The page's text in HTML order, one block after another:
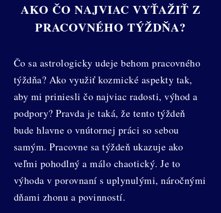
AKO ČO NAJVIAC VYŤAŽIŤ Z
PRACOVNÉHO TÝŽDŇA?
Čo sa astrologicky udeje behom pracovného
týždňa? Ako využiť kozmické aspekty tak,
aby mi priniesli čo najviac radosti, výhod a
podpory? Pravda je taká, že tento týždeň
bude hlavne o vnútornej práci so sebou
samým. Pracovne sa týždeň ukazuje ako
veľmi pohodlný a málo chaotický. Je to
výhoda v porovnaní s uplynulými, náročnými
dňami zhonu a povinností.